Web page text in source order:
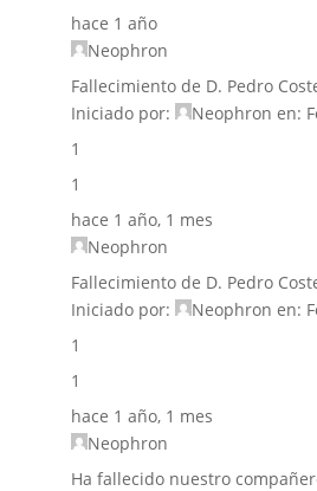
hace 1 año
Neophron
Fallecimiento de D. Pedro
Iniciado por:
Neophron en:
1
1
hace 1 año, 1 mes
Neophron
Fallecimiento de D. Pedro
Iniciado por:
Neophron en:
1
1
hace 1 año, 1 mes
Neophron
Ha fallecido nuestro